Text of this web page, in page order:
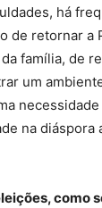
há
de retornar a
família, de
um
na diáspora
como